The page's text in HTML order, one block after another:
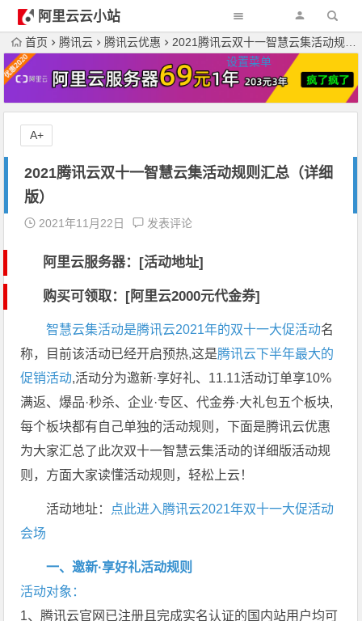
阿里云云小站
设置菜单
首页 腾讯云 腾讯云优惠 2021腾讯云双十一智慧云集活动规则汇总（详细版）
2021腾讯云双十一智慧云集活动规则汇总（详细
版）
2021年11月22日 发表评论
阿里云服务器：[活动地址]
购买可领取：[阿里云2000元代金券]
智慧云集活动是腾讯云2021年的双十一大促活动名
称，目前该活动已经开启预热,这是腾讯云下半年最大的
促销活动,活动分为邀新·享好礼、11.11活动订单享10%
满返、爆品·秒杀、企业·专区、代金券·大礼包五个板块,
每个板块都有自己单独的活动规则，下面是腾讯云优惠
为大家汇总了此次双十一智慧云集活动的详细版活动规
则，方面大家读懂活动规则，轻松上云！
活动地址： 点此进入腾讯云2021年双十一大促活动
会场
一、邀新·享好礼活动规则
活动对象：
1、腾讯云官网已注册且完成实名认证的国内站用户均可
A+